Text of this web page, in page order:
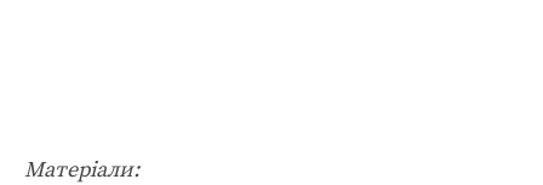
Матеріали: